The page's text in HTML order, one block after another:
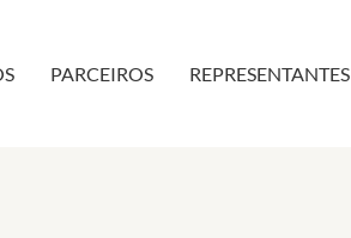
PARCEIROS REPRESENTANTES